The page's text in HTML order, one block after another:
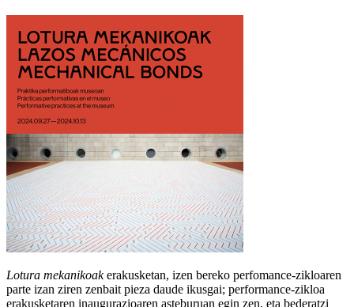
Lotura mekanikoakerakusketan, izen bereko perfomance-zikloaren
parte izan ziren zenbait pieza daude ikusgai; performance-zikloa
erakusketaren inaugurazioaren asteburuan egin zen, eta bederatzi